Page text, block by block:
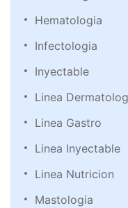
Hematologia
Infectologia
Inyectable
Linea
Linea Gastro
Linea Inyectable
Linea Nutricion
Mastologia